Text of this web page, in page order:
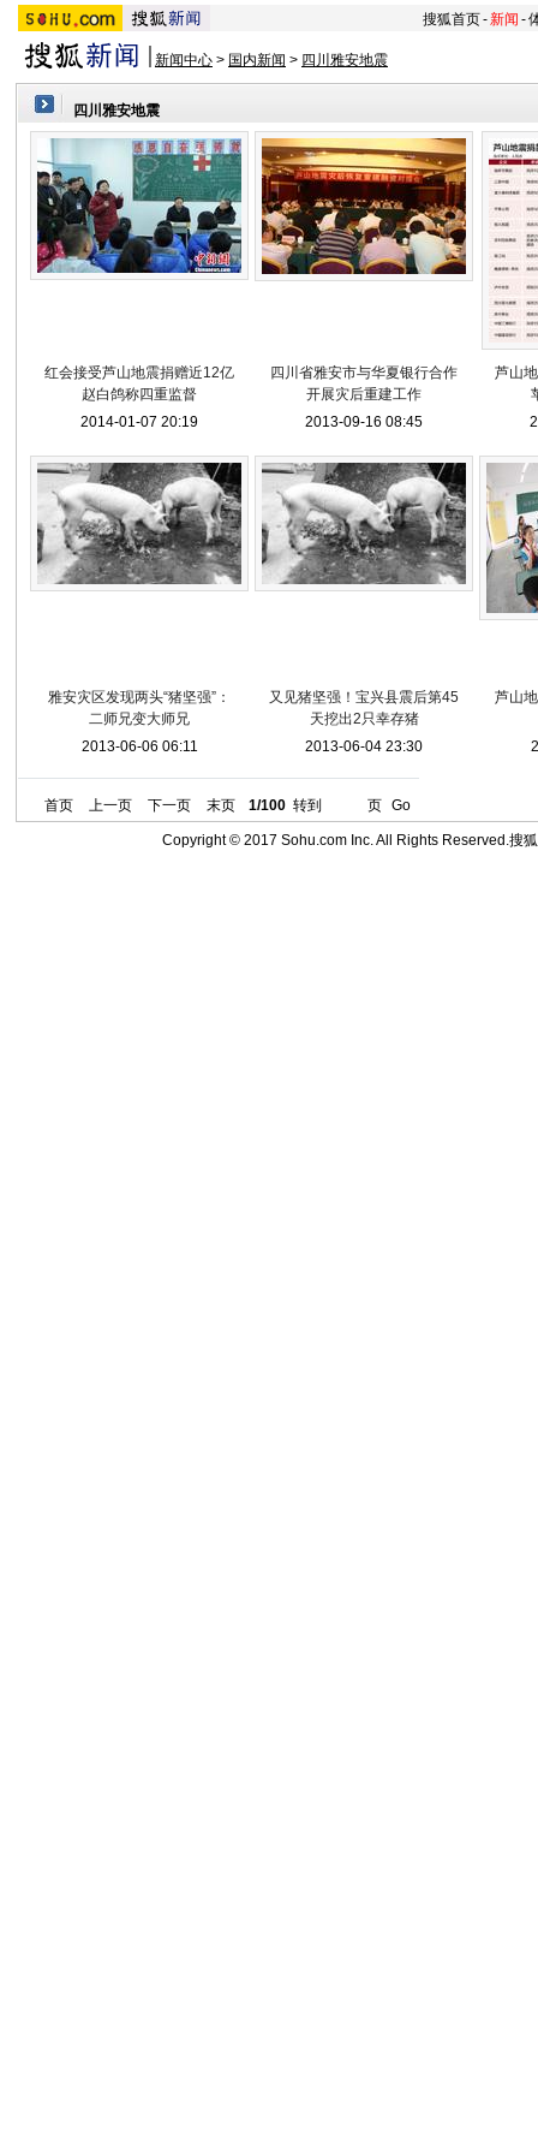
搜狐首页-新闻 -
新闻中心 > 国内新闻 > 四川雅安地震
四川雅安地震
红会接受芦山地震捐赠近12亿
赵白鸽称四重监督
2014-01-07 20:19
四川省雅安市与华夏银行合作
开展灾后重建工作
2013-09-16 08:45
芦山
雅安灾区发现两头“猪坚强”：
二师兄变大师兄
2013-06-06 06:11
又见猪坚强！宝兴县震后第45
天挖出2只幸存猪
2013-06-04 23:30
芦山
首页 上一页 下一页 末页 1/100 转到 页 Go
Copyright © 2017 Sohu.com Inc. All Rights Reserved.搜